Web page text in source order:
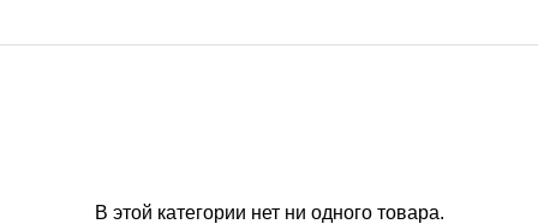
В этой категории нет ни одного товара.